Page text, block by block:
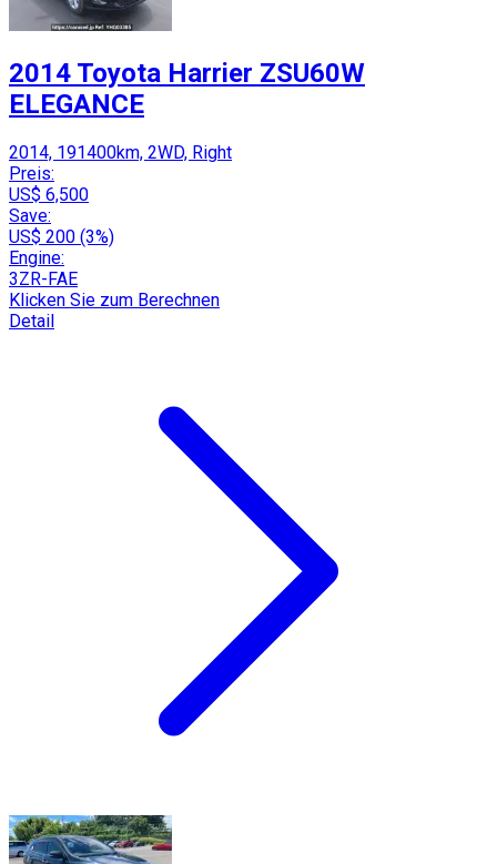
2014 Toyota Harrier ZSU60W
ELEGANCE
2014, 191400km, 2WD, Right
Preis:
US$ 6,500
Save:
US$ 200 (3%)
Engine:
3ZR-FAE
Klicken Sie zum Berechnen
Detail